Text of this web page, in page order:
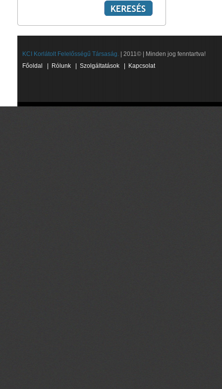
KCI Korlátolt Felelősségű Társaság. | 2011© | Minden jog fenntartva!
Főoldal
Rólunk Szolgáltatások Kapcsolat